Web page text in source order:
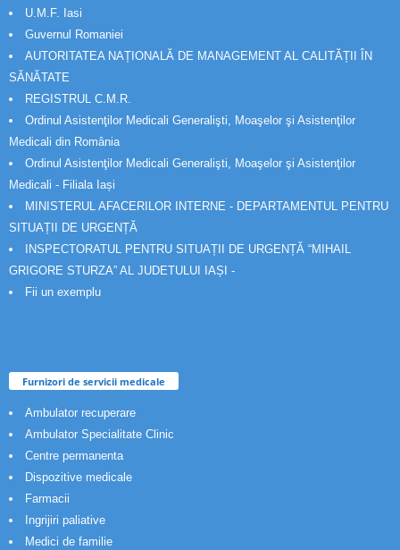
U.M.F. Iasi
Guvernul Romaniei
AUTORITATEA NAȚIONALĂ DE MANAGEMENT AL CALITĂȚII ÎN
SĂNĂTATE
REGISTRUL C.M.R.
Ordinul Asistenţilor Medicali Generalişti, Moaşelor şi Asistenţilor
Medicali din România
Ordinul Asistenţilor Medicali Generalişti, Moaşelor şi Asistenţilor
Medicali - Filiala Iași
MINISTERUL AFACERILOR INTERNE - DEPARTAMENTUL PENTRU
SITUAȚII DE URGENȚĂ
INSPECTORATUL PENTRU SITUAȚII DE URGENȚĂ “MIHAIL
GRIGORE STURZA” AL JUDETULUI IAȘI -
Fii un exemplu
Furnizori de servicii medicale
Ambulator recuperare
Ambulator Specialitate Clinic
Centre permanenta
Dispozitive medicale
Farmacii
Ingrijiri paliative
Medici de familie